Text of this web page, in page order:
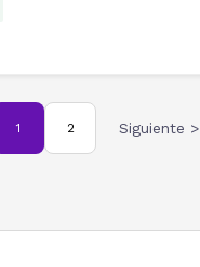
1 2 Siguiente >